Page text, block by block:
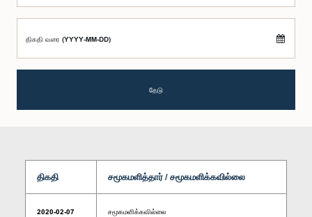
திகதி வரை (YYYY-MM-DD)
தேடு
திகதி சமூகமளித்தார் / சமூகமளிக்கவில்லை
2020-02-07 சமூகமளிக்கவில்லை